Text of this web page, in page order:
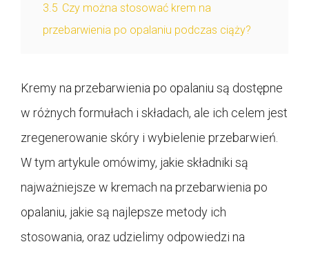
3.5 Czy można stosować krem na
przebarwienia po opalaniu podczas ciąży?
Kremy na przebarwienia po opalaniu są dostępne
w różnych formułach i składach, ale ich celem jest
zregenerowanie skóry i wybielenie przebarwień.
W tym artykule omówimy, jakie składniki są
najważniejsze w kremach na przebarwienia po
opalaniu, jakie są najlepsze metody ich
stosowania, oraz udzielimy odpowiedzi na